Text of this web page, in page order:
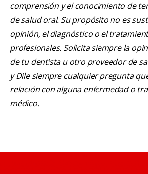
comprensión y el conocimiento de
de salud oral. Su propósito no es
opinión, el diagnóstico o el
profesionales. Solicita siempre la
de tu dentista u otro proveedor de
y Dile siempre cualquier pregunta
relación con alguna enfermedad o
médico.